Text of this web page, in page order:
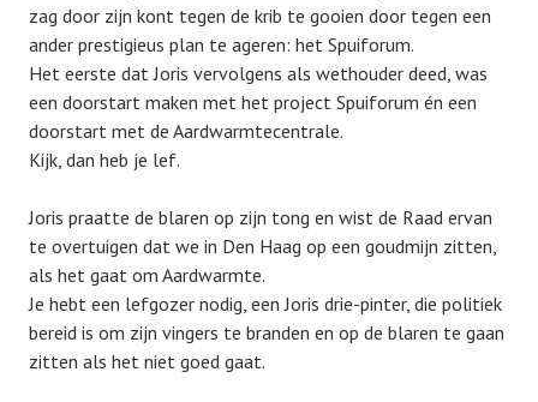
zag door zijn kont tegen de krib te gooien door tegen een
ander prestigieus plan te ageren: het Spuiforum.
Het eerste dat Joris vervolgens als wethouder deed, was
een doorstart maken met het project Spuiforum én een
doorstart met de Aardwarmtecentrale.
Kijk, dan heb je lef.
Joris praatte de blaren op zijn tong en wist de Raad ervan
te overtuigen dat we in Den Haag op een goudmijn zitten,
als het gaat om Aardwarmte.
Je hebt een lefgozer nodig, een Joris drie-pinter, die politiek
bereid is om zijn vingers te branden en op de blaren te gaan
zitten als het niet goed gaat.